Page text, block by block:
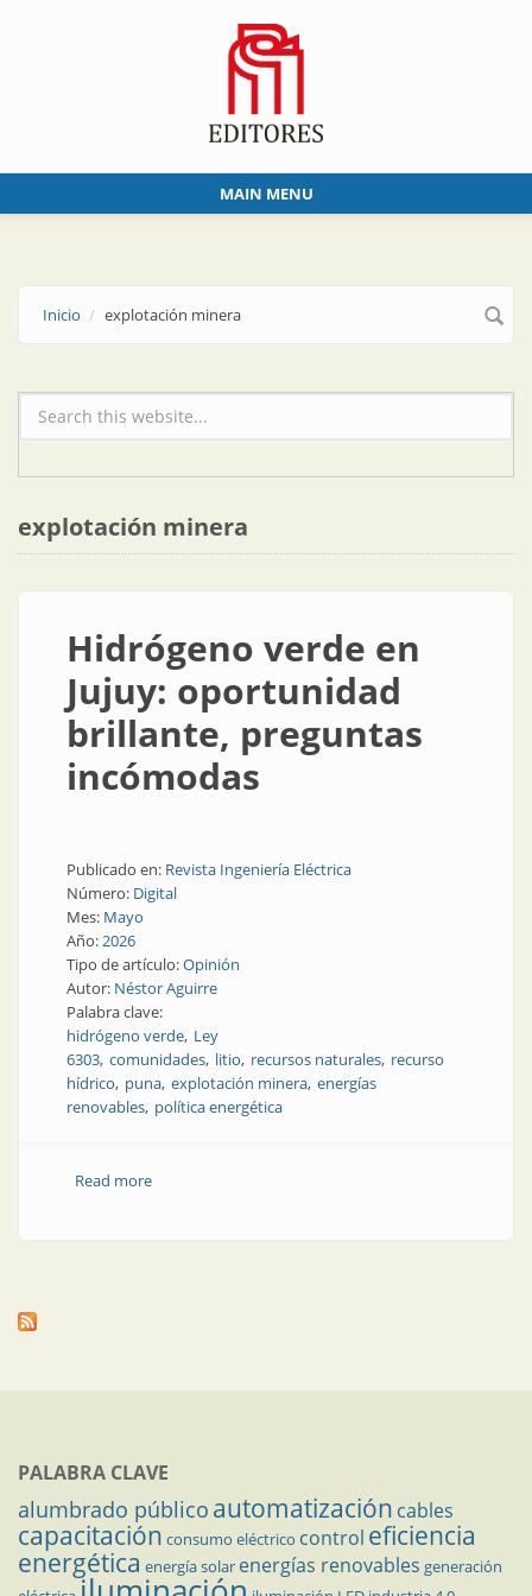
MAIN MENU
Inicio explotación minera
Formulario de búsqueda
explotación minera
Hidrógeno verde en
Jujuy: oportunidad
brillante, preguntas
incómodas
Publicado en: Revista Ingeniería Eléctrica
Número: Digital
Mes: Mayo
Año:2026
Tipo de artículo:Opinión
Autor: Néstor Aguirre
Palabra clave:
hidrógeno verde Ley
6303 comunidades litio recursos naturales recurso
hídrico puna explotación minera energías
renovables política energética
Read moreabout Hidrógeno verde en Jujuy: oportunidad
PALABRA CLAVE
alumbrado público automatización cables
capacitación consumo eléctrico control eficiencia
energética energía solar energías renovables generación